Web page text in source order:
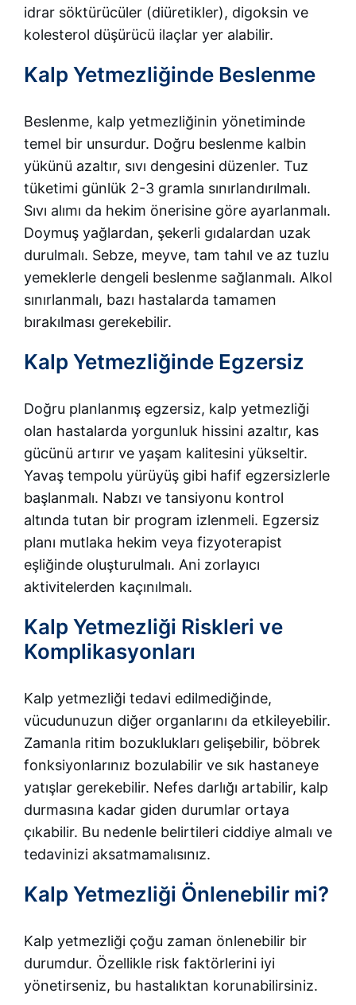
idrar söktürücüler (diüretikler), digoksin ve
kolesterol düşürücü ilaçlar yer alabilir.
Kalp Yetmezliğinde Beslenme
Beslenme, kalp yetmezliğinin yönetiminde
temel bir unsurdur. Doğru beslenme kalbin
yükünü azaltır, sıvı dengesini düzenler. Tuz
tüketimi günlük 2-3 gramla sınırlandırılmalı.
Sıvı alımı da hekim önerisine göre ayarlanmalı.
Doymuş yağlardan, şekerli gıdalardan uzak
durulmalı. Sebze, meyve, tam tahıl ve az tuzlu
yemeklerle dengeli beslenme sağlanmalı. Alkol
sınırlanmalı, bazı hastalarda tamamen
bırakılması gerekebilir.
Kalp Yetmezliğinde Egzersiz
Doğru planlanmış egzersiz, kalp yetmezliği
olan hastalarda yorgunluk hissini azaltır, kas
gücünü artırır ve yaşam kalitesini yükseltir.
Yavaş tempolu yürüyüş gibi hafif egzersizlerle
başlanmalı. Nabzı ve tansiyonu kontrol
altında tutan bir program izlenmeli. Egzersiz
planı mutlaka hekim veya fizyoterapist
eşliğinde oluşturulmalı. Ani zorlayıcı
aktivitelerden kaçınılmalı.
Kalp Yetmezliği Riskleri ve
Komplikasyonları
Kalp yetmezliği tedavi edilmediğinde,
vücudunuzun diğer organlarını da etkileyebilir.
Zamanla ritim bozuklukları gelişebilir, böbrek
fonksiyonlarınız bozulabilir ve sık hastaneye
yatışlar gerekebilir. Nefes darlığı artabilir, kalp
durmasına kadar giden durumlar ortaya
çıkabilir. Bu nedenle belirtileri ciddiye almalı ve
tedavinizi aksatmamalısınız.
Kalp Yetmezliği Önlenebilir mi?
Kalp yetmezliği çoğu zaman önlenebilir bir
durumdur. Özellikle risk faktörlerini iyi
yönetirseniz, bu hastalıktan korunabilirsiniz.